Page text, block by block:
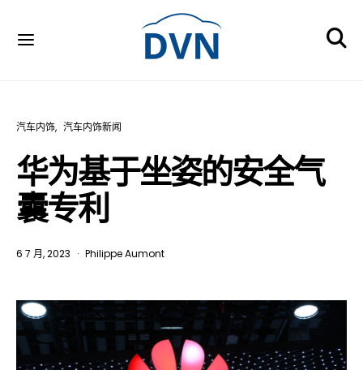
汽车内饰 汽车内饰新闻
华为基于坐姿的安全气
囊专利
6 7 月, 2023 Philippe Aumont